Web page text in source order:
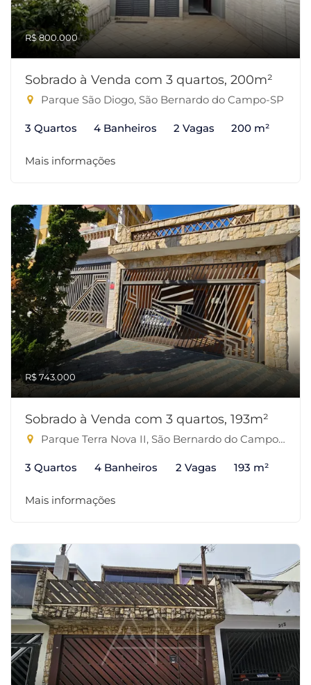
R$ 800.000
Sobrado à Venda com 3 quartos, 200m²
Parque São Diogo, São Bernardo do Campo-SP
3 Quartos 4 Banheiros 2 Vagas 200 m²
Mais informações
R$ 743.000
Sobrado à Venda com 3 quartos, 193m²
Parque Terra Nova II, São Bernardo do Campo-SP
3 Quartos 4 Banheiros 2 Vagas 193 m²
Mais informações